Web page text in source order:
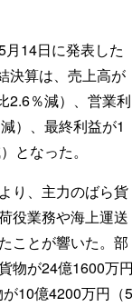
月14日に発表した
決算は、売上高が
2.6％減）、営業利
）、最終利益が1
となった。
り、主力のばら貨
役業務や海上運送
ことが響いた。部
物が24億1600万円
が10億4200万円